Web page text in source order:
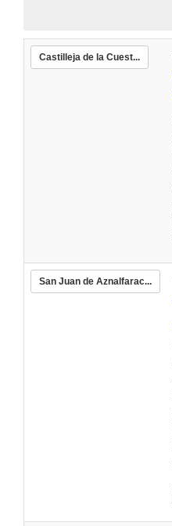
Castilleja de la Cuest...
San Juan de Aznalfarac...